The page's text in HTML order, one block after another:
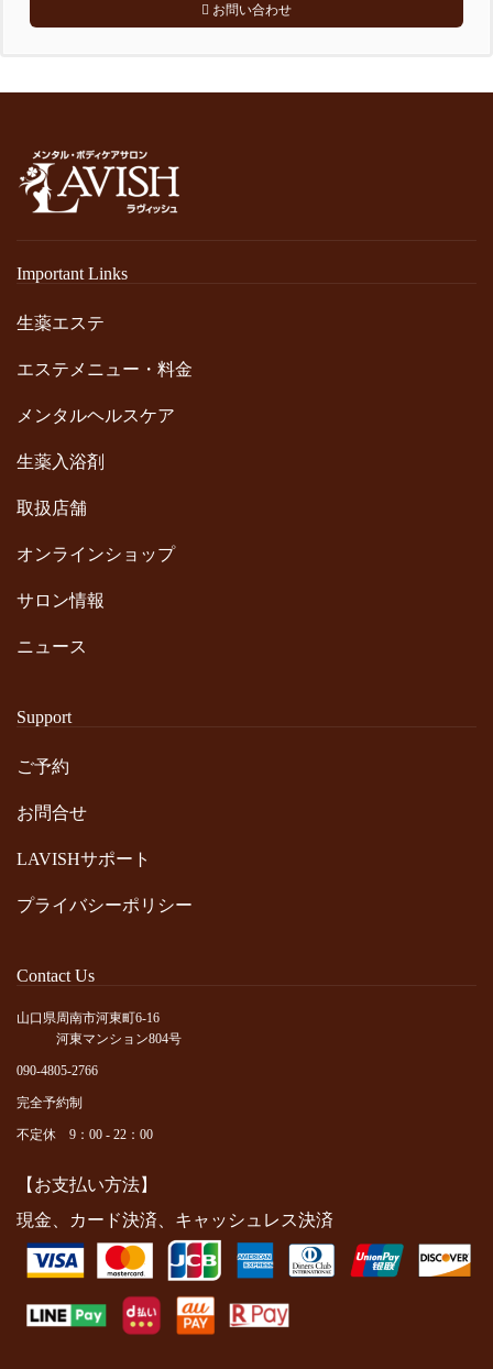
お問い合わせ
Important Links
生薬エステ
エステメニュー・料金
メンタルヘルスケア
生薬入浴剤
取扱店舗
オンラインショップ
サロン情報
ニュース
Support
ご予約
お問合せ
LAVISHサポート
プライバシーポリシー
Contact Us
山口県周南市河東町6-16
河東マンション804号
090-4805-2766
完全予約制
不定休 9：00 - 22：00
【お支払い方法】
現金、カード決済、キャッシュレス決済